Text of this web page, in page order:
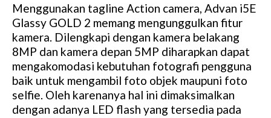
Menggunakan tagline Action camera, Advan i5E
Glassy GOLD 2 memang mengunggulkan fitur
kamera. Dilengkapi dengan kamera belakang
8MP dan kamera depan 5MP diharapkan dapat
mengakomodasi kebutuhan fotografi pengguna
baik untuk mengambil foto objek maupuni foto
selfie. Oleh karenanya hal ini dimaksimalkan
dengan adanya LED flash yang tersedia pada